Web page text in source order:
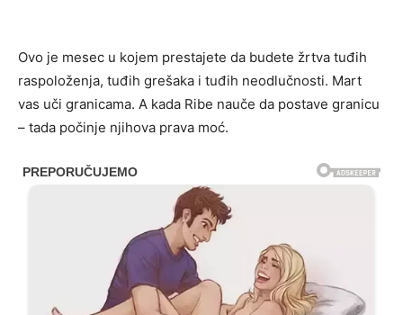
Ovo je mesec u kojem prestajete da budete žrtva tuđih
raspoloženja, tuđih grešaka i tuđih neodlučnosti. Mart
vas uči granicama. A kada Ribe nauče da postave granicu
– tada počinje njihova prava moć.